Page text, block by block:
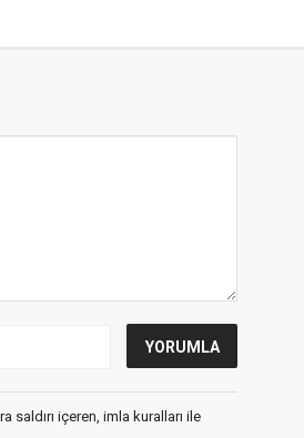
saldırı içeren, imla kuralları ile